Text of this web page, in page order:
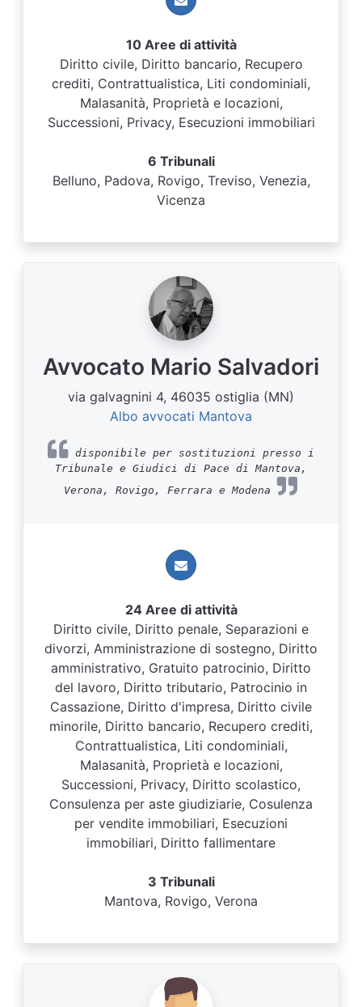
10 Aree di attività
Diritto civile, Diritto bancario, Recupero
crediti, Contrattualistica, Liti condominiali,
Malasanità, Proprietà e locazioni,
Successioni, Privacy, Esecuzioni immobiliari
6 Tribunali
Belluno, Padova, Rovigo, Treviso, Venezia,
Vicenza
Avvocato Mario Salvadori
via galvagnini 4, 46035 ostiglia (MN)
Albo avvocati Mantova
disponibile per sostituzioni presso i
Tribunale e Giudici di Pace di Mantova,
Verona, Rovigo, Ferrara e Modena
24 Aree di attività
Diritto civile, Diritto penale, Separazioni e
divorzi, Amministrazione di sostegno, Diritto
amministrativo, Gratuito patrocinio, Diritto
del lavoro, Diritto tributario, Patrocinio in
Cassazione, Diritto d'impresa, Diritto civile
minorile, Diritto bancario, Recupero crediti,
Contrattualistica, Liti condominiali,
Malasanità, Proprietà e locazioni,
Successioni, Privacy, Diritto scolastico,
Consulenza per aste giudiziarie, Cosulenza
per vendite immobiliari, Esecuzioni
immobiliari, Diritto fallimentare
3 Tribunali
Mantova, Rovigo, Verona